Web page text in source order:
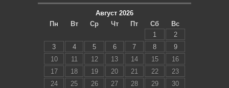
Август 2026
Пн
Вт Ср Чт Пт Сб
Вс
1
2
3
4 5 6 7 8
9
10
11 12 13 14 15
16
17
18 19 20 21 22
23
24
25 26 27 28 29
30